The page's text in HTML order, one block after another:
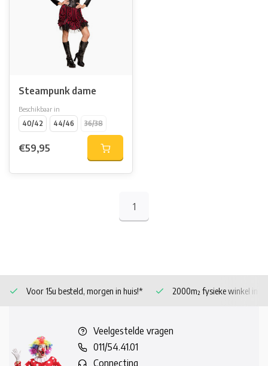
Steampunk dame
Beschikbaar in
40/42
44/46 36/38
€59,95
1
Voor 15u besteld, morgen in huis!* 2000m² fysieke winkel in
Veelgestelde vragen
011/54.41.01
Connecting